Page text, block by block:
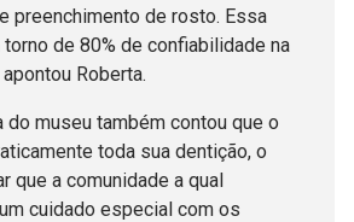
preenchimento de rosto. Essa
de 80% de confiabilidade na
Roberta.
do museu também contou que o
toda sua dentição, o
que a comunidade a qual
cuidado especial com os